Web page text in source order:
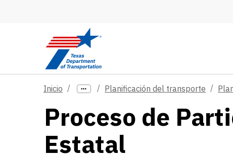
Inicio Planificación del transporte
Proceso de
Estatal